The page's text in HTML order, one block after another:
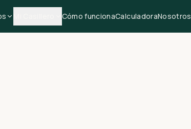
Cómo funcionaCalculadoraNosotros